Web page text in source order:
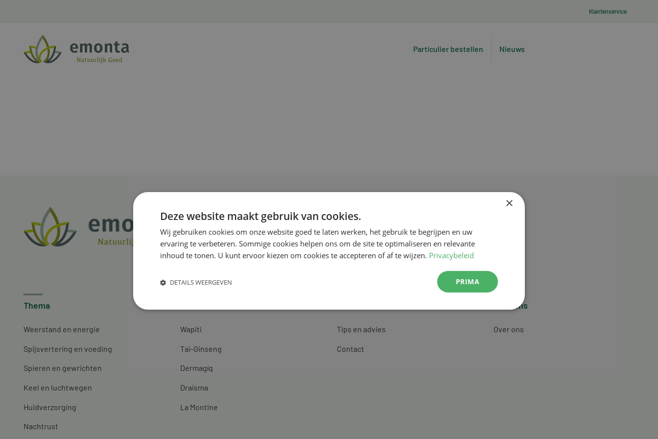
Klantenservice
Particulier bestellen Nieuws
Thema
Weerstand en energie
Spijsvertering en voeding
Spieren en gewrichten
Keel en luchtwegen
Huidverzorging
Nachtrust
Wapiti
Tai-Ginseng
Dermagíq
Draisma
La Montine
Tips en advies
Contact
Over ons
Over ons
×
Deze website maakt gebruik van cookies.
Wij gebruiken cookies om onze website goed te laten werken, het gebruik te begrijpen en uw
ervaring te verbeteren. Sommige cookies helpen ons om de site te optimaliseren en relevante
inhoud te tonen. U kunt ervoor kiezen om cookies te accepteren of af te wijzen. Privacybeleid
PRIMA
DETAILS WEERGEVEN